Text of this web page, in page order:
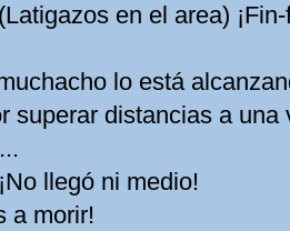
(Latigazos en el area)
lo está
superar distancias a una
¡No llegó ni medio!
a morir!